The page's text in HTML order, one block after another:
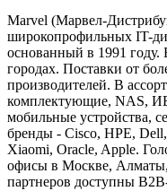
Marvel (Марвел-
широкопрофильных IT-
основанный в 1991 году.
городах. Поставки от
производителей. В
комплектующие, NAS,
мобильные устройства,
бренды - Cisco, HPE,
Xiaomi, Oracle, Apple.
офисы в Москве,
партнеров доступны